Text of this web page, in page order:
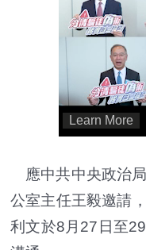
應中共中央政治
公室主任王毅邀請
利文於8月27日至